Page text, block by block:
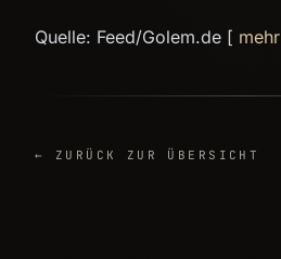
Quelle: Feed/Golem.de [ mehr
← ZURÜCK ZUR ÜBERSICHT